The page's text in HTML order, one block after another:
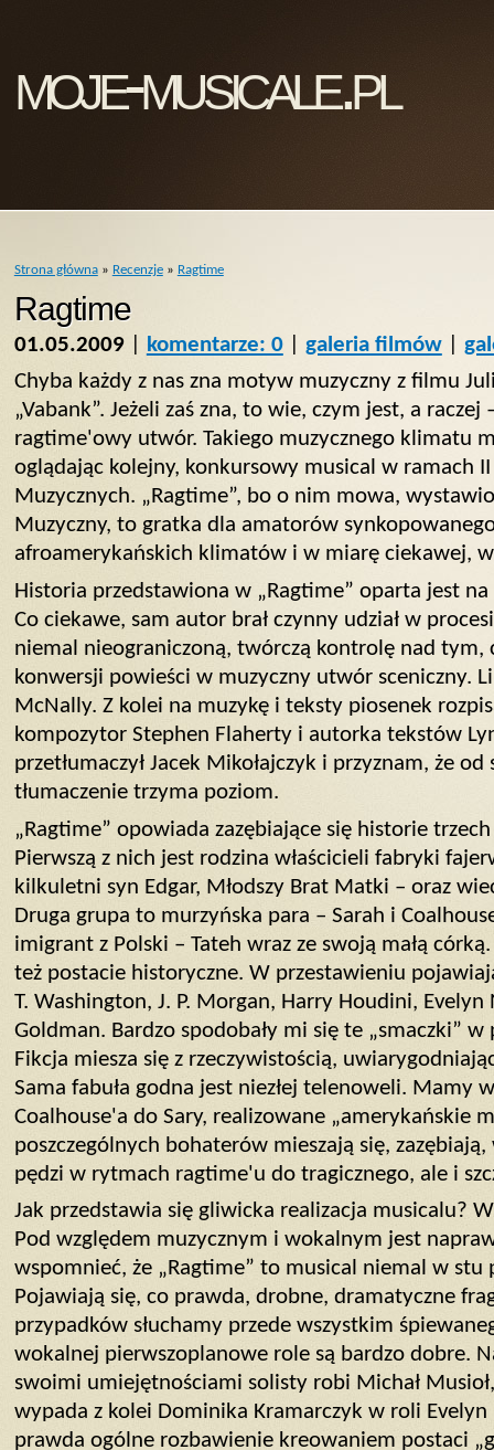
moje-musicale.pl
Strona główna» Recenzje» Ragtime
Ragtime
01.05.2009| komentarze: 0| galeria filmów|
Chyba każdy z nas zna motyw muzyczny z filmu
„Vabank”. Jeżeli zaś zna, to wie, czym jest, a
ragtime'owy utwór. Takiego muzycznego klimatu
oglądając kolejny, konkursowy musical w ramach
Muzycznych. „Ragtime”, bo o nim mowa,
Muzyczny, to gratka dla amatorów
afroamerykańskich klimatów i w miarę ciekawej,
Historia przedstawiona w „Ragtime” oparta jest
Co ciekawe, sam autor brał czynny udział w
niemal nieograniczoną, twórczą kontrolę nad tym,
konwersji powieści w muzyczny utwór sceniczny.
McNally. Z kolei na muzykę i teksty piosenek
kompozytor Stephen Flaherty i autorka tekstów
przetłumaczył Jacek Mikołajczyk i przyznam, że
tłumaczenie trzyma poziom.
„Ragtime” opowiada zazębiające się historie
Pierwszą z nich jest rodzina właścicieli fabryki
kilkuletni syn Edgar, Młodszy Brat Matki – oraz
Druga grupa to murzyńska para – Sarah i
imigrant z Polski – Tateh wraz ze swoją małą
też postacie historyczne. W przestawieniu
T. Washington, J. P. Morgan, Harry Houdini, Evelyn
Goldman. Bardzo spodobały mi się te „smaczki”
Fikcja miesza się z rzeczywistością,
Sama fabuła godna jest niezłej telenoweli. Mamy
Coalhouse'a do Sary, realizowane „amerykańskie
poszczególnych bohaterów mieszają się, zazębiają,
pędzi w rytmach ragtime'u do tragicznego, ale i
Jak przedstawia się gliwicka realizacja musicalu?
Pod względem muzycznym i wokalnym jest
wspomnieć, że „Ragtime” to musical niemal w stu
Pojawiają się, co prawda, drobne, dramatyczne
przypadków słuchamy przede wszystkim
wokalnej pierwszoplanowe role są bardzo dobre.
swoimi umiejętnościami solisty robi Michał
wypada z kolei Dominika Kramarczyk w roli Evelyn
prawda ogólne rozbawienie kreowaniem postaci